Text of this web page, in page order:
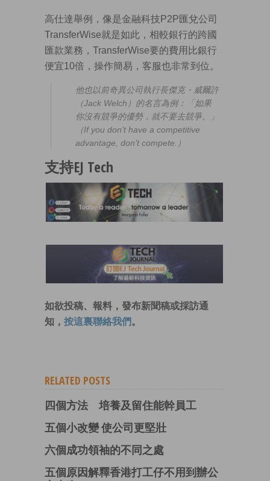
高仕達舉例，像是金融科技P2P匯兌公司
TransferWise就是如此，相較銀行的跨國
匯款業務，TransferWise要的費用比銀行
便宜10倍，操作簡易，客服也非常到位。
他也以前奇異公司執行長傑克・威爾許
（Jack Welch）的名言為例：「如果
你沒有競爭的優勢，就不要去競爭。」
（If you don’t have a competitive
advantage, don’t compete.）
支持EJ Tech
如欲投稿、報料，發布新聞稿或採訪通
知， 按這裏聯絡我們 。
RELATED POSTS
四個方法 培養及留住能幹員工
五個小改變 使公司更堅壯
六個成功領袖的不同之處
五個原因解釋香港打工仔不用到辦公